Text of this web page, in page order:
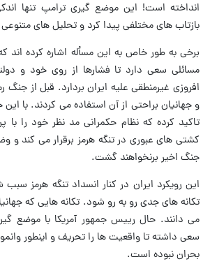
انداخته است! این موضع گیری ترامپ تنها
بازتاب های مختلفی پیدا کرد و تحلیل های
برخی به طور خاص به این مسأله اشاره کرده اند
مسائلی سعی دارد تا فشارها از روی خود و
افروزی غیرمنطقی علیه ایران بردارد. قبل از جنگ
و جهانیان براحتی از آن استفاده می کردند. با
تاکید کرده که نظام حکمرانی مد نظر خود را
کشتی های عبوری در تنگه هرمز برقرار می کند و
جنگ اخیر برنخواهند گشت.
این رویکرد ایران در کنار انسداد تنگه هرمز سبب
تکانه های جدی رو به رو شود. تکانه هایی که
می دانند. حال رییس جمهور آمریکا با موضع
سعی داشته تا واقعیت ها را تحریف و اینطور
بحران نبوده است.